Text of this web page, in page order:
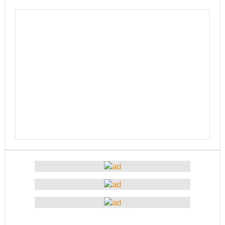
नदिइएको प्रतिवेदनमा (पूर्णपाठ)
ट्राफिक प्रहरीबाट कुटिए सर्वसाधारण
सहकारीसम्बन्धी उजुरी र गुनासो सङ्कलन गरी विश्लेषण
उच्चस्तरीय जाँचबुझ समिति गठन गरिन्छ : प्रधानमन्त्री
उद्योगको प्रवर्द्धन र विस्तारका लागि प्रदेश सरकारले कानुनी